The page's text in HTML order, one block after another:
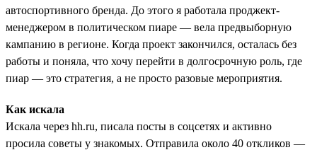
автоспортивного бренда. До этого я работала проджект-
менеджером в политическом пиаре — вела предвыборную
кампанию в регионе. Когда проект закончился, осталась без
работы и поняла, что хочу перейти в долгосрочную роль, где
пиар — это стратегия, а не просто разовые мероприятия.
Как искала
Искала через hh.ru, писала посты в соцсетях и активно
просила советы у знакомых. Отправила около 40 откликов —